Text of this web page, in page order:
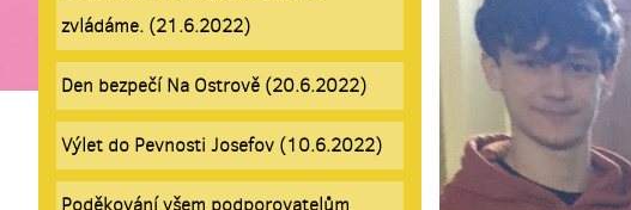
zvládáme. (21.6.2022)
Den bezpečí Na Ostrově (20.6.2022)
Výlet do Pevnosti Josefov (10.6.2022)
Poděkování všem podporovatelům